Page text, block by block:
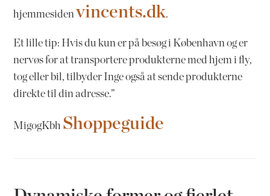
hjemmesidenvincents.dk.
Et lille tip: Hvis du kun er på besøg i København og er
nervøs for at transportere produkterne med hjem i fly,
tog eller bil, tilbyder Inge også at sende produkterne
direkte til din adresse.”
MigogKbh Shoppeguide